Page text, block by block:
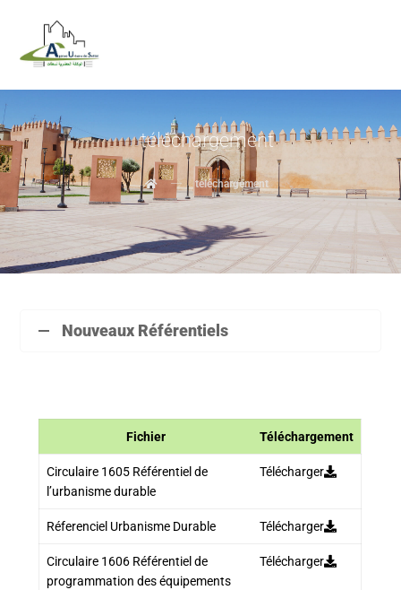
téléchargement
téléchargement
Nouveaux Référentiels
Fichier Téléchargement
Circulaire 1605 Référentiel de
l’urbanisme durable
Télécharger
Réferenciel Urbanisme Durable Télécharger
Circulaire 1606 Référentiel de
programmation des équipements
Télécharger